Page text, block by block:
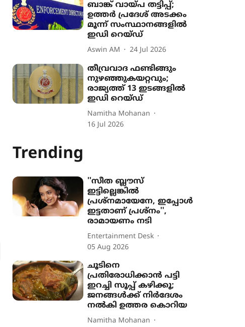
ബാങ്ക് വായ്പ തട്ടിപ്പ്;
ഉത്തർ പ്രദേശ് അടക്കം
മൂന്ന് സംസ്ഥാനങ്ങളിൽ
ഇഡി റെയ്ഡ്
Aswin AM 24 Jul 2026
തീവ്രവാദ ഫണ്ടിങ്ങും
നുഴഞ്ഞുകയറ്റവും;
രാജ്യത്ത് 13 ഇടങ്ങളിൽ
ഇഡി റെയ്ഡ്
Namitha Mohanan
16 Jul 2026
Trending
''സീത ബ്ലൗസ്
ഇട്ടില്ലെങ്കിൽ
പ്രശ്നമായേനേ, ഇപ്പോൾ
ഇട്ടതാണ് പ്രശ്നം'',
രാമായണം നടി
Entertainment Desk
05 Aug 2026
ചൂടിനെ
പ്രതിരോധിക്കാൻ പട്ടി
ഇറച്ചി സൂപ്പ് കഴിക്കൂ;
ജനങ്ങൾക്ക് നിർദേശം
നൽകി ഉത്തര കൊറിയ
Namitha Mohanan